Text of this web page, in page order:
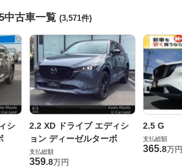
中古車一覧 (3,571件)
シ
2.2 XD ドライブ エディシ
ョン ディーゼルターボ
支払総額
359.8万円
2.5 G
支払総額
365.8万円